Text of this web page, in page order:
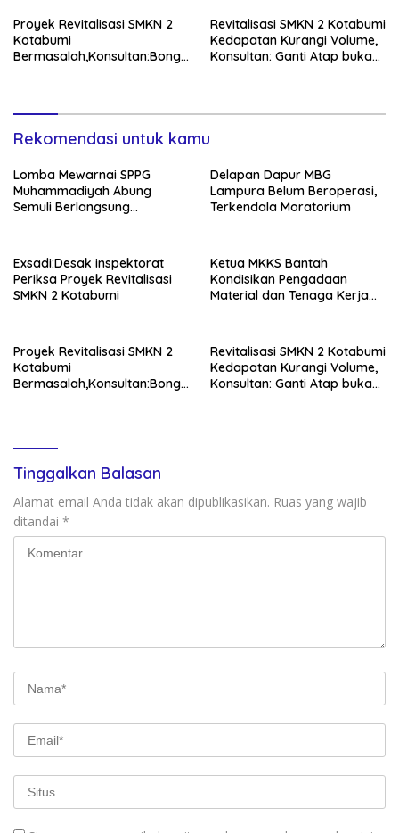
Proyek Revitalisasi SMKN 2
Kotabumi
Bermasalah,Konsultan:Bongk
Revitalisasi SMKN 2 Kotabumi
Kedapatan Kurangi Volume,
Konsultan: Ganti Atap bukan
Rekomendasi untuk kamu
Lomba Mewarnai SPPG
Muhammadiyah Abung
Semuli Berlangsung
Delapan Dapur MBG
Lampura Belum Beroperasi,
Terkendala Moratorium
Exsadi:Desak inspektorat
Periksa Proyek Revitalisasi
SMKN 2 Kotabumi
Ketua MKKS Bantah
Kondisikan Pengadaan
Material dan Tenaga Kerja
Proyek Revitalisasi SMKN 2
Kotabumi
Bermasalah,Konsultan:Bongk
Revitalisasi SMKN 2 Kotabumi
Kedapatan Kurangi Volume,
Konsultan: Ganti Atap bukan
Tinggalkan Balasan
Alamat email Anda tidak akan dipublikasikan. Ruas yang wajib
ditandai *